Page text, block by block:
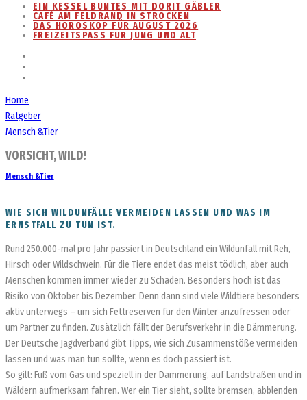
EIN KESSEL BUNTES MIT DORIT GÄBLER
CAFÉ AM FELDRAND IN STROCKEN
DAS HOROSKOP FÜR AUGUST 2026
FREIZEITSPASS FÜR JUNG UND ALT
Home
Ratgeber
Mensch &Tier
VORSICHT, WILD!
Mensch &Tier
WIE SICH WILDUNFÄLLE VERMEIDEN LASSEN UND WAS IM
ERNSTFALL ZU TUN IST.
Rund 250.000-mal pro Jahr passiert in Deutschland ein Wildunfall mit Reh,
Hirsch oder Wildschwein. Für die Tiere endet das meist tödlich, aber auch
Menschen kommen immer wieder zu Schaden. Besonders hoch ist das
Risiko von Oktober bis Dezember. Denn dann sind viele Wildtiere besonders
aktiv unterwegs – um sich Fettreserven für den Winter anzufressen oder
um Partner zu finden. Zusätzlich fällt der Berufsverkehr in die Dämmerung.
Der Deutsche Jagdverband gibt Tipps, wie sich Zusammenstöße vermeiden
lassen und was man tun sollte, wenn es doch passiert ist.
So gilt: Fuß vom Gas und speziell in der Dämmerung, auf Landstraßen und in
Wäldern aufmerksam fahren. Wer ein Tier sieht, sollte bremsen, abblenden